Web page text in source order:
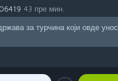
43 пре мин.
за турчина који овде